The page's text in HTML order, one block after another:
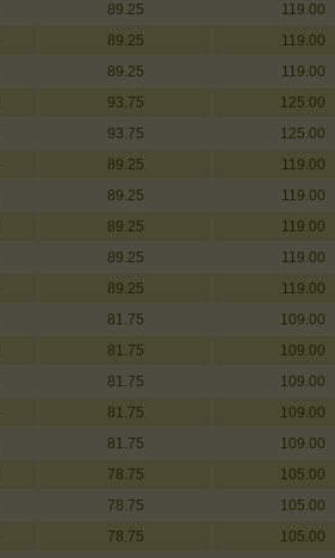
89.25
119.00
89.25
119.00
89.25
119.00
93.75
125.00
93.75
125.00
89.25
119.00
89.25
119.00
89.25
119.00
89.25
119.00
89.25
119.00
81.75
109.00
81.75
109.00
81.75
109.00
81.75
109.00
81.75
109.00
78.75
105.00
78.75
105.00
78.75
105.00